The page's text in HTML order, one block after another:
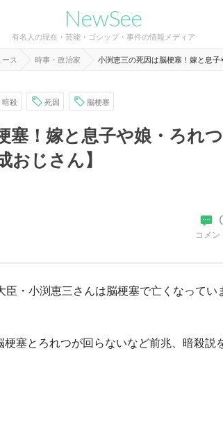
NewSee
有名人の現在・芸能・ゴシップ・事件の情報メディア
ース 時事・政治家 小渕恵三の死因は脳梗塞！嫁と息子
暗殺 死因 脳梗塞
塞！嫁と息子や娘・ろれつ
おじさん】
コメン
臣・小渕恵三さんは脳梗塞で亡くなってい
塞とろれつが回らないなど前兆、暗殺説